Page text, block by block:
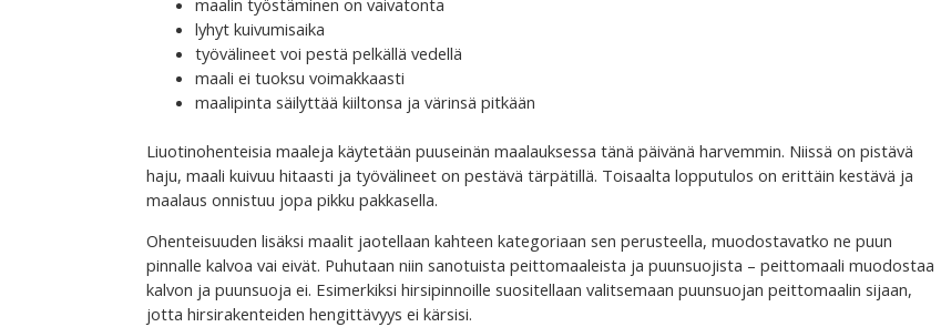
maalin työstäminen on vaivatonta
lyhyt kuivumisaika
työvälineet voi pestä pelkällä vedellä
maali ei tuoksu voimakkaasti
maalipinta säilyttää kiiltonsa ja värinsä pitkään
Liuotinohenteisia maaleja käytetään puuseinän maalauksessa tänä päivänä harvemmin. Niissä on pistävä
haju, maali kuivuu hitaasti ja työvälineet on pestävä tärpätillä. Toisaalta lopputulos on erittäin kestävä ja
maalaus onnistuu jopa pikku pakkasella.
Ohenteisuuden lisäksi maalit jaotellaan kahteen kategoriaan sen perusteella, muodostavatko ne puun
pinnalle kalvoa vai eivät. Puhutaan niin sanotuista peittomaaleista ja puunsuojista – peittomaali muodostaa
kalvon ja puunsuoja ei. Esimerkiksi hirsipinnoille suositellaan valitsemaan puunsuojan peittomaalin sijaan,
jotta hirsirakenteiden hengittävyys ei kärsisi.